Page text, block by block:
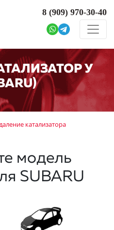
8 (909) 970-30-40
У
катализатора
модель
SUBARU